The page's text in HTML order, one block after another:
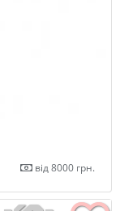
від 8000 грн.